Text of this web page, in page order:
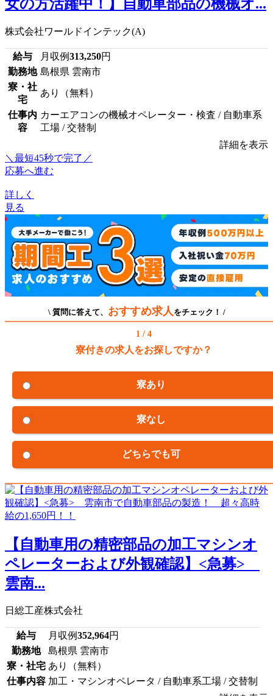
女の方活躍中！】自動車部品の機械オ...
株式会社ワールドインテック(A)
給与 月収例313,250円
勤務地 島根県 雲南市
寮・社
宅
あり（無料）
仕事内
容
カーエアコンの機械オペレーター・検査 / 自動車系
工場 / 交替制
詳細を表示
＼最短45秒で完了／
応募へ進む
詳しく
見る
\ 質問に答えて、 おすすめ求人 をチェック！ /
1 / 4
寮付きの求人をお探しですか？
寮あり
寮なし
どちらでも可
【自動車用の精密部品の加工マシンオ
ペレーターおよび外観確認】<急募>
雲南...
日総工産株式会社
給与 月収例352,964円
勤務地
島根県 雲南市
寮・社宅 あり（無料）
仕事内容 加工・マシンオペレータ / 自動車系工場 / 交替制